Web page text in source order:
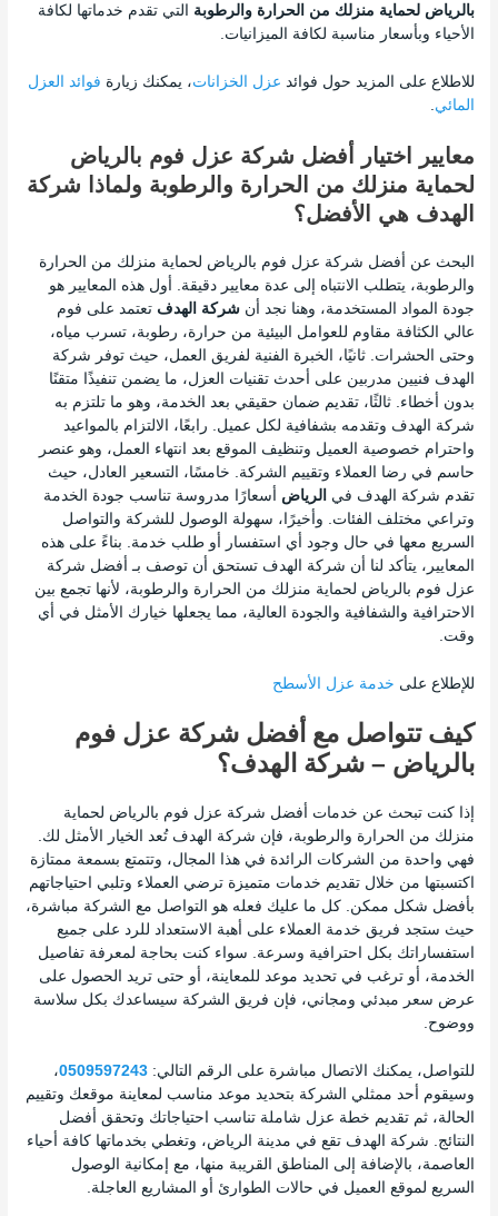
بالرياض لحماية منزلك من الحرارة والرطوبة التي تقدم خدماتها لكافة
الأحياء وبأسعار مناسبة لكافة الميزانيات.
للاطلاع على المزيد حول فوائد عزل الخزانات، يمكنك زيارة فوائد العزل
المائي
معايير اختيار أفضل شركة عزل فوم بالرياض
لحماية منزلك من الحرارة والرطوبة ولماذا شركة
الهدف هي الأفضل؟
البحث عن أفضل شركة عزل فوم بالرياض لحماية منزلك من الحرارة
والرطوبة، يتطلب الانتباه إلى عدة معايير دقيقة. أول هذه المعايير هو
جودة المواد المستخدمة، وهنا نجد أنشركة الهدف تعتمد على فوم
عالي الكثافة مقاوم للعوامل البيئية من حرارة، رطوبة، تسرب مياه،
وحتى الحشرات. ثانيًا، الخبرة الفنية لفريق العمل، حيث توفر شركة
الهدف فنيين مدربين على أحدث تقنيات العزل، ما يضمن تنفيذًا متقنًا
بدون أخطاء. ثالثًا، تقديم ضمان حقيقي بعد الخدمة، وهو ما تلتزم به
شركة الهدف وتقدمه بشفافية لكل عميل. رابعًا، الالتزام بالمواعيد
واحترام خصوصية العميل وتنظيف الموقع بعد انتهاء العمل، وهو عنصر
حاسم في رضا العملاء وتقييم الشركة. خامسًا، التسعير العادل، حيث
تقدم شركة الهدف في الرياض أسعارًا مدروسة تناسب جودة الخدمة
وتراعي مختلف الفئات. وأخيرًا، سهولة الوصول للشركة والتواصل
السريع معها في حال وجود أي استفسار أو طلب خدمة. بناءً على هذه
المعايير، يتأكد لنا أن شركة الهدف تستحق أن توصف بـ أفضل شركة
عزل فوم بالرياض لحماية منزلك من الحرارة والرطوبة، لأنها تجمع بين
الاحترافية والشفافية والجودة العالية، مما يجعلها خيارك الأمثل في أي
وقت.
للإطلاع على خدمة عزل الأسطح
كيف تتواصل مع أفضل شركة عزل فوم
بالرياض – شركة الهدف؟
إذا كنت تبحث عن خدمات أفضل شركة عزل فوم بالرياض لحماية
منزلك من الحرارة والرطوبة، فإن شركة الهدف تُعد الخيار الأمثل لك.
فهي واحدة من الشركات الرائدة في هذا المجال، وتتمتع بسمعة ممتازة
اكتسبتها من خلال تقديم خدمات متميزة ترضي العملاء وتلبي احتياجاتهم
بأفضل شكل ممكن. كل ما عليك فعله هو التواصل مع الشركة مباشرة،
حيث ستجد فريق خدمة العملاء على أهبة الاستعداد للرد على جميع
استفساراتك بكل احترافية وسرعة. سواء كنت بحاجة لمعرفة تفاصيل
الخدمة، أو ترغب في تحديد موعد للمعاينة، أو حتى تريد الحصول على
عرض سعر مبدئي ومجاني، فإن فريق الشركة سيساعدك بكل سلاسة
ووضوح.
للتواصل، يمكنك الاتصال مباشرة على الرقم التالي:0509597243،
وسيقوم أحد ممثلي الشركة بتحديد موعد مناسب لمعاينة موقعك وتقييم
الحالة، ثم تقديم خطة عزل شاملة تناسب احتياجاتك وتحقق أفضل
النتائج. شركة الهدف تقع في مدينة الرياض، وتغطي بخدماتها كافة أحياء
العاصمة، بالإضافة إلى المناطق القريبة منها، مع إمكانية الوصول
السريع لموقع العميل في حالات الطوارئ أو المشاريع العاجلة.